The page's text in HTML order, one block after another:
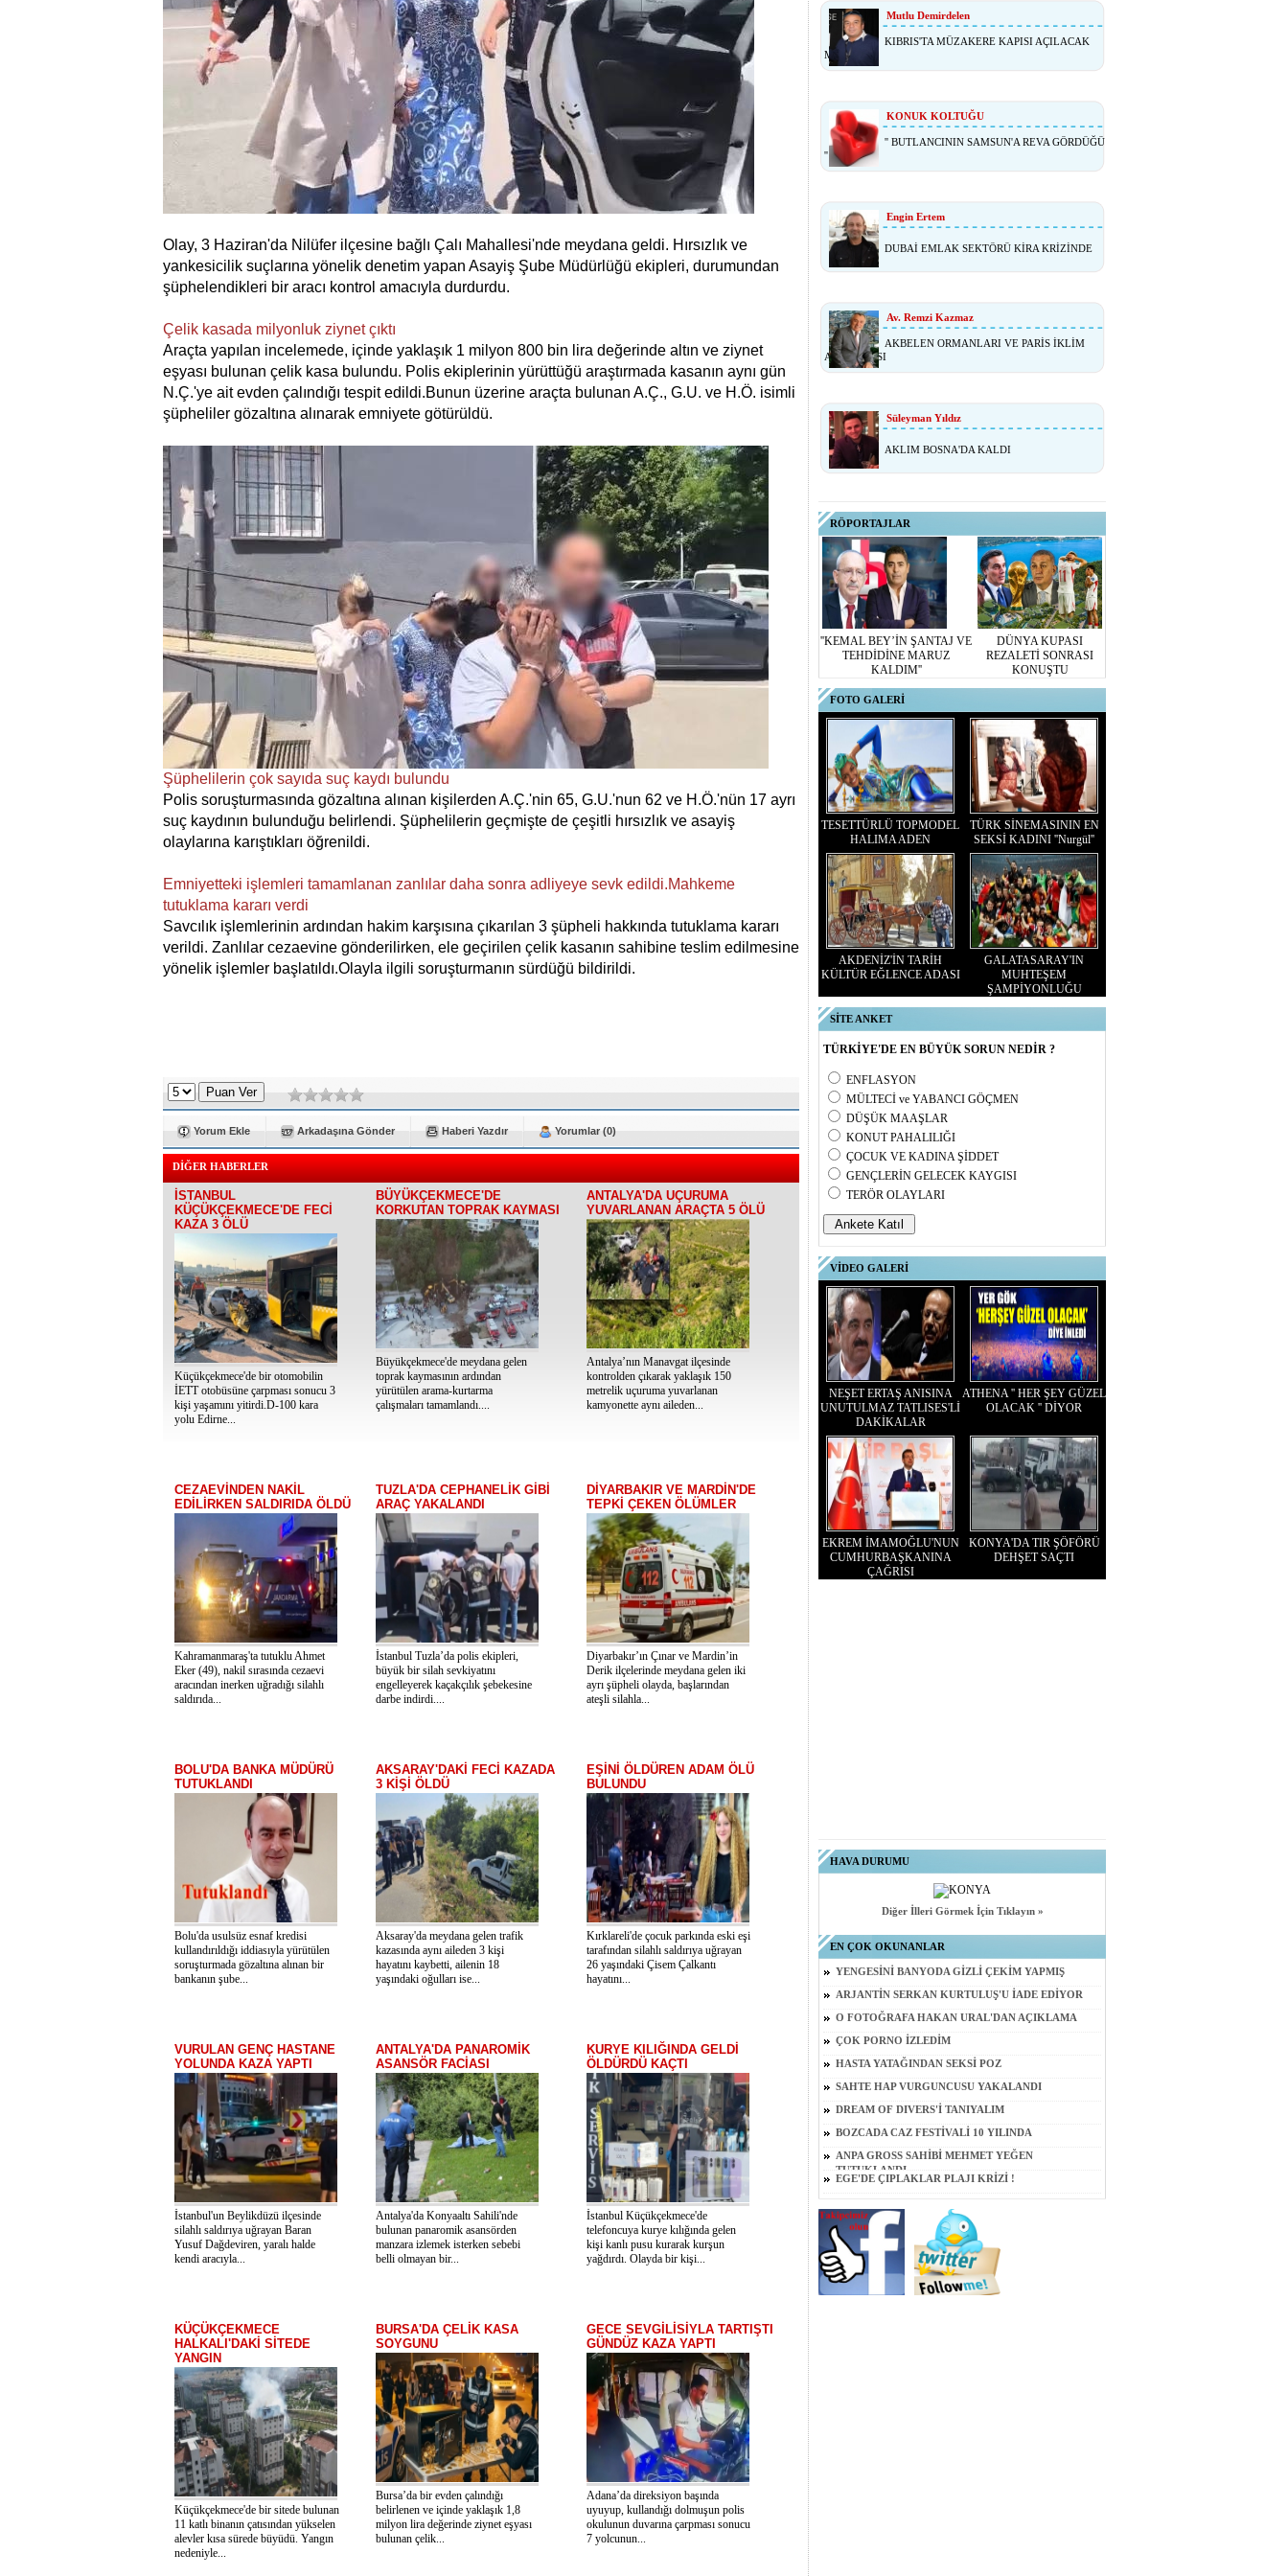
Olay, 3 Haziran'da Nilüfer ilçesine bağlı Çalı Mahallesi'nde meydana geldi. Hırsızlık ve
yankesicilik suçlarına yönelik denetim yapan Asayiş Şube Müdürlüğü ekipleri, durumundan
şüphelendikleri bir aracı kontrol amacıyla durdurdu.
Çelik kasada milyonluk ziynet çıktı
Araçta yapılan incelemede, içinde yaklaşık 1 milyon 800 bin lira değerinde altın ve ziynet
eşyası bulunan çelik kasa bulundu. Polis ekiplerinin yürüttüğü araştırmada kasanın aynı gün
N.Ç.'ye ait evden çalındığı tespit edildi.Bunun üzerine araçta bulunan A.Ç., G.U. ve H.Ö. isimli
şüpheliler gözaltına alınarak emniyete götürüldü.
Şüphelilerin çok sayıda suç kaydı bulundu
Polis soruşturmasında gözaltına alınan kişilerden A.Ç.'nin 65, G.U.'nun 62 ve H.Ö.'nün 17 ayrı
suç kaydının bulunduğu belirlendi. Şüphelilerin geçmişte de çeşitli hırsızlık ve asayiş
olaylarına karıştıkları öğrenildi.
Emniyetteki işlemleri tamamlanan zanlılar daha sonra adliyeye sevk edildi.Mahkeme
tutuklama kararı verdi
Savcılık işlemlerinin ardından hakim karşısına çıkarılan 3 şüpheli hakkında tutuklama kararı
verildi. Zanlılar cezaevine gönderilirken, ele geçirilen çelik kasanın sahibine teslim edilmesine
yönelik işlemler başlatıldı.Olayla ilgili soruşturmanın sürdüğü bildirildi.
Yorum Ekle Arkadaşına Gönder Haberi Yazdır Yorumlar (0)
DİĞER HABERLER
İSTANBUL
KÜÇÜKÇEKMECE'DE FECİ
KAZA 3 ÖLÜ
Küçükçekmece'de bir otomobilin
İETT otobüsüne çarpması sonucu 3
kişi yaşamını yitirdi.D-100 kara
yolu Edirne...
BÜYÜKÇEKMECE'DE
KORKUTAN TOPRAK KAYMASI
Büyükçekmece'de meydana gelen
toprak kaymasının ardından
yürütülen arama-kurtarma
çalışmaları tamamlandı....
ANTALYA'DA UÇURUMA
YUVARLANAN ARAÇTA 5 ÖLÜ
Antalya’nın Manavgat ilçesinde
kontrolden çıkarak yaklaşık 150
metrelik uçuruma yuvarlanan
kamyonette aynı aileden...
CEZAEVİNDEN NAKİL
EDİLİRKEN SALDIRIDA ÖLDÜ
Kahramanmaraş'ta tutuklu Ahmet
Eker (49), nakil sırasında cezaevi
aracından inerken uğradığı silahlı
saldırıda...
TUZLA'DA CEPHANELİK GİBİ
ARAÇ YAKALANDI
İstanbul Tuzla’da polis ekipleri,
büyük bir silah sevkiyatını
engelleyerek kaçakçılık şebekesine
darbe indirdi....
DİYARBAKIR VE MARDİN'DE
TEPKİ ÇEKEN ÖLÜMLER
Diyarbakır’ın Çınar ve Mardin’in
Derik ilçelerinde meydana gelen iki
ayrı şüpheli olayda, başlarından
ateşli silahla...
BOLU'DA BANKA MÜDÜRÜ
TUTUKLANDI
Bolu'da usulsüz esnaf kredisi
kullandırıldığı iddiasıyla yürütülen
soruşturmada gözaltına alınan bir
bankanın şube...
AKSARAY'DAKİ FECİ KAZADA
3 KİŞİ ÖLDÜ
Aksaray'da meydana gelen trafik
kazasında aynı aileden 3 kişi
hayatını kaybetti, ailenin 18
yaşındaki oğulları ise...
EŞİNİ ÖLDÜREN ADAM ÖLÜ
BULUNDU
Kırklareli'de çocuk parkında eski eşi
tarafından silahlı saldırıya uğrayan
26 yaşındaki Çisem Çalkantı
hayatını...
VURULAN GENÇ HASTANE
YOLUNDA KAZA YAPTI
İstanbul'un Beylikdüzü ilçesinde
silahlı saldırıya uğrayan Baran
Yusuf Dağdeviren, yaralı halde
kendi aracıyla...
ANTALYA'DA PANAROMİK
ASANSÖR FACİASI
Antalya'da Konyaaltı Sahili'nde
bulunan panaromik asansörden
manzara izlemek isterken sebebi
belli olmayan bir...
KURYE KILIĞINDA GELDİ
ÖLDÜRDÜ KAÇTI
İstanbul Küçükçekmece'de
telefoncuya kurye kılığında gelen
kişi kanlı pusu kurarak kurşun
yağdırdı. Olayda bir kişi...
KÜÇÜKÇEKMECE
HALKALI'DAKİ SİTEDE
YANGIN
Küçükçekmece'de bir sitede bulunan
11 katlı binanın çatısından yükselen
alevler kısa sürede büyüdü. Yangın
nedeniyle...
BURSA'DA ÇELİK KASA
SOYGUNU
Bursa’da bir evden çalındığı
belirlenen ve içinde yaklaşık 1,8
milyon lira değerinde ziynet eşyası
bulunan çelik...
GECE SEVGİLİSİYLA TARTIŞTI
GÜNDÜZ KAZA YAPTI
Adana’da direksiyon başında
uyuyup, kullandığı dolmuşun polis
okulunun duvarına çarpması sonucu
7 yolcunun...
Mutlu Demirdelen
KIBRIS'TA MÜZAKERE KAPISI AÇILACAK
MI ?
KONUK KOLTUĞU
'' BUTLANCININ SAMSUN'A REVA GÖRDÜĞÜ
''
Engin Ertem
DUBAİ EMLAK SEKTÖRÜ KİRA KRİZİNDE
Av. Remzi Kazmaz
AKBELEN ORMANLARI VE PARİS İKLİM
ANLAŞMASI
Süleyman Yıldız
AKLIM BOSNA'DA KALDI
RÖPORTAJLAR
''KEMAL BEY’İN ŞANTAJ VE
TEHDİDİNE MARUZ
KALDIM''
DÜNYA KUPASI
REZALETİ SONRASI
KONUŞTU
FOTO GALERİ
TESETTÜRLÜ TOPMODEL
HALIMA ADEN
TÜRK SİNEMASININ EN
SEKSİ KADINI ''Nurgül''
AKDENİZ'İN TARİH
KÜLTÜR EĞLENCE ADASI
GALATASARAY'IN
MUHTEŞEM
ŞAMPİYONLUĞU
SİTE ANKET
TÜRKİYE'DE EN BÜYÜK SORUN NEDİR ?
ENFLASYON
MÜLTECİ ve YABANCI GÖÇMEN
DÜŞÜK MAAŞLAR
KONUT PAHALILIĞI
ÇOCUK VE KADINA ŞİDDET
GENÇLERİN GELECEK KAYGISI
TERÖR OLAYLARI
VİDEO GALERİ
NEŞET ERTAŞ ANISINA
UNUTULMAZ TATLISES'Lİ
DAKİKALAR
ATHENA '' HER ŞEY GÜZEL
OLACAK '' DİYOR
EKREM İMAMOĞLU'NUN
CUMHURBAŞKANINA
ÇAĞRISI
KONYA'DA TIR ŞÖFÖRÜ
DEHŞET SAÇTI
HAVA DURUMU
Diğer İlleri Görmek İçin Tıklayın »
EN ÇOK OKUNANLAR
YENGESİNİ BANYODA GİZLİ ÇEKİM YAPMIŞ
ARJANTİN SERKAN KURTULUŞ'U İADE EDİYOR
O FOTOĞRAFA HAKAN URAL'DAN AÇIKLAMA
ÇOK PORNO İZLEDİM
HASTA YATAĞINDAN SEKSİ POZ
SAHTE HAP VURGUNCUSU YAKALANDI
DREAM OF DIVERS'İ TANIYALIM
BOZCADA CAZ FESTİVALİ 10 YILINDA
ANPA GROSS SAHİBİ MEHMET YEĞEN
TUTUKLANDI
EGE'DE ÇIPLAKLAR PLAJI KRİZİ !